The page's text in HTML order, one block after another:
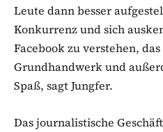
Leute dann besser
Konkurrenz und sich
Facebook zu verstehen,
Grundhandwerk und
Spaß, sagt Jungfer.
Das journalistische